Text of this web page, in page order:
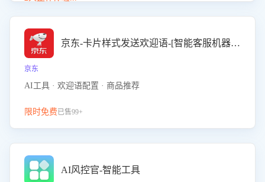
京东-卡片样式发送欢迎语-[智能客服机器人]
京东
AI工具 · 欢迎语配置 · 商品推荐
限时免费已售99+
AI风控官-智能工具